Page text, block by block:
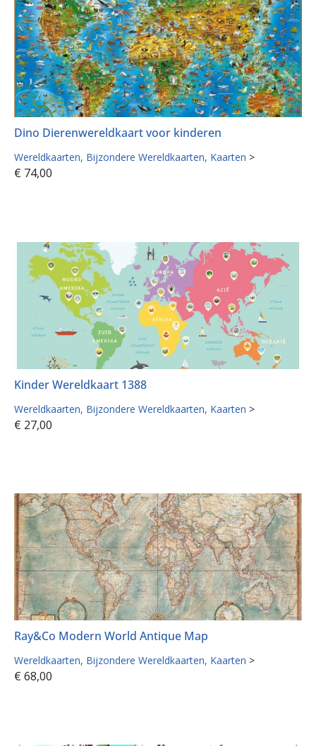
Dino Dierenwereldkaart voor kinderen
Wereldkaarten Bijzondere Wereldkaarten Kaarten >
€ 74,00
Kinder Wereldkaart 1388
Wereldkaarten Bijzondere Wereldkaarten Kaarten >
€ 27,00
Ray&Co Modern World Antique Map
Wereldkaarten Bijzondere Wereldkaarten Kaarten >
€ 68,00